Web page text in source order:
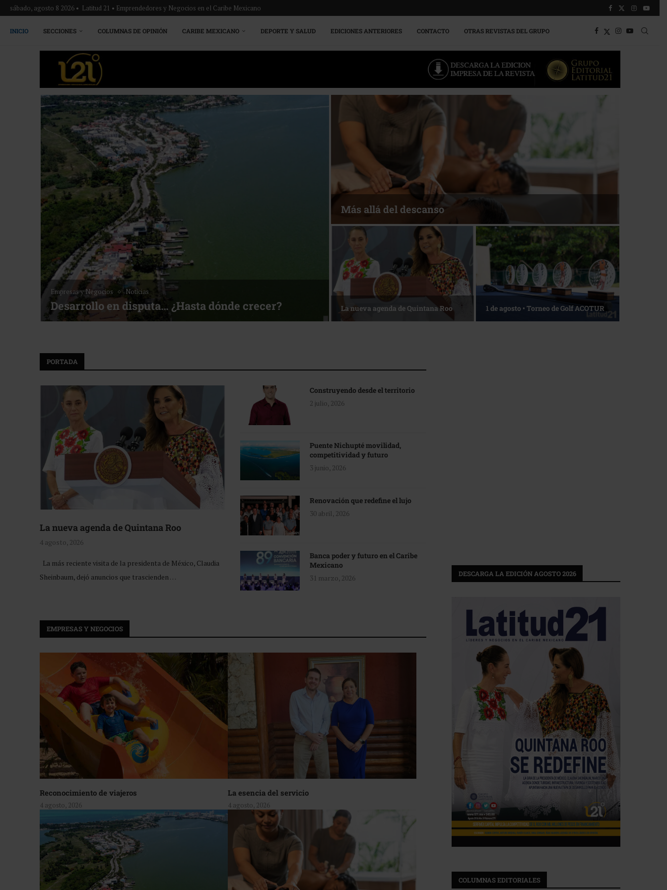
sábado, agosto 8 2026 • Latitud 21 • Emprendedores y Negocios en el Caribe Mexicano
INICIO SECCIONES COLUMNAS DE OPINIÓN CARIBE MEXICANO DEPORTE Y SALUD EDICIONES ANTERIORES CONTACTO OTRAS REVISTAS DEL GRUPO
Noticias
Bottega, un viaje servido a la mesa
Energía que Impulsa la competitividad
Reconocimiento de viajeros La esencia del servicio
PORTADA
La nueva agenda de Quintana Roo
4 agosto, 2026
La más reciente visita de la presidenta de México, Claudia
Sheinbaum, dejó anuncios que trascienden …
Construyendo desde el territorio
2 julio, 2026
Puente Nichupté movilidad,
competitividad y futuro
3 junio, 2026
Renovación que redefine el lujo
30 abril, 2026
Banca poder y futuro en el Caribe
Mexicano
31 marzo, 2026
EMPRESAS Y NEGOCIOS
Reconocimiento de viajeros
4 agosto, 2026
La esencia del servicio
4 agosto, 2026
DESCARGA LA EDICIÓN AGOSTO 2026
COLUMNAS EDITORIALES